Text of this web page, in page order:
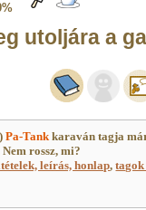
utoljára a
Pa-Tankkaraván tagja
rossz, mi?
leírás, honlap,